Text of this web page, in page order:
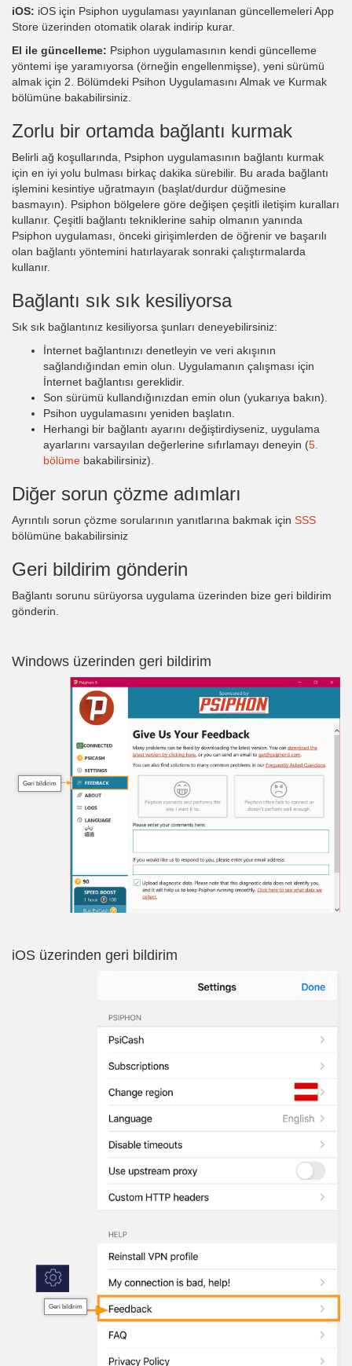
iOS: iOS için Psiphon uygulaması yayınlanan güncellemeleri App
Store üzerinden otomatik olarak indirip kurar.
El ile güncelleme: Psiphon uygulamasının kendi güncelleme
yöntemi işe yaramıyorsa (örneğin engellenmişse), yeni sürümü
almak için 2. Bölümdeki Psihon Uygulamasını Almak ve Kurmak
bölümüne bakabilirsiniz.
Zorlu bir ortamda bağlantı kurmak
Belirli ağ koşullarında, Psiphon uygulamasının bağlantı kurmak
için en iyi yolu bulması birkaç dakika sürebilir. Bu arada bağlantı
işlemini kesintiye uğratmayın (başlat/durdur düğmesine
basmayın). Psiphon bölgelere göre değişen çeşitli iletişim kuralları
kullanır. Çeşitli bağlantı tekniklerine sahip olmanın yanında
Psiphon uygulaması, önceki girişimlerden de öğrenir ve başarılı
olan bağlantı yöntemini hatırlayarak sonraki çalıştırmalarda
kullanır.
Bağlantı sık sık kesiliyorsa
Sık sık bağlantınız kesiliyorsa şunları deneyebilirsiniz:
İnternet bağlantınızı denetleyin ve veri akışının
sağlandığından emin olun. Uygulamanın çalışması için
İnternet bağlantısı gereklidir.
Son sürümü kullandığınızdan emin olun (yukarıya bakın).
Psihon uygulamasını yeniden başlatın.
Herhangi bir bağlantı ayarını değiştirdiyseniz, uygulama
ayarlarını varsayılan değerlerine sıfırlamayı deneyin (5.
bölüme bakabilirsiniz).
Diğer sorun çözme adımları
Ayrıntılı sorun çözme sorularının yanıtlarına bakmak için SSS
bölümüne bakabilirsiniz
Geri bildirim gönderin
Bağlantı sorunu sürüyorsa uygulama üzerinden bize geri bildirim
gönderin.
Windows üzerinden geri bildirim
Geri bildirim
iOS üzerinden geri bildirim
Geri bildirim